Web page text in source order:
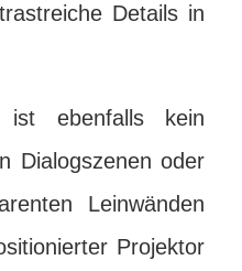
Details in
ist ebenfalls kein
Dialogszenen oder
Leinwänden
Projektor